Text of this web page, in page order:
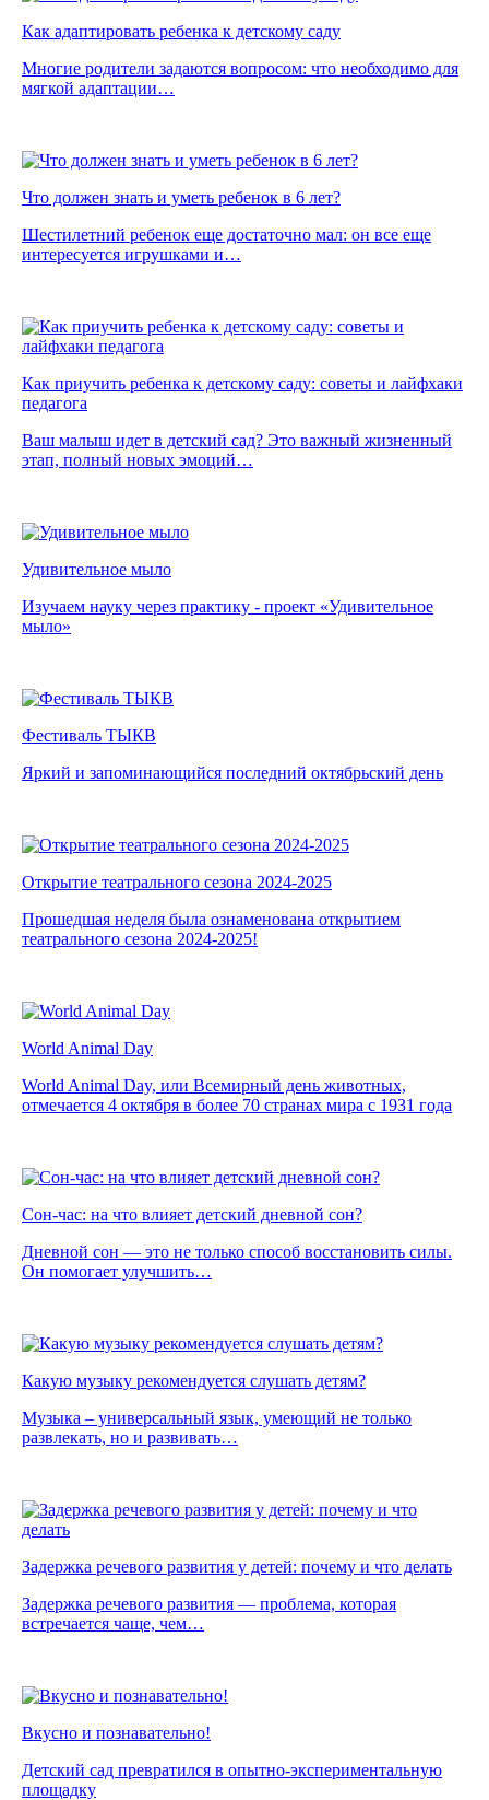
Как адаптировать ребенка к детскому саду
Многие родители задаются вопросом: что необходимо для
мягкой адаптации…
Что должен знать и уметь ребенок в 6 лет?
Шестилетний ребенок еще достаточно мал: он все еще
интересуется игрушками и…
Как приучить ребенка к детскому саду: советы и лайфхаки
педагога
Ваш малыш идет в детский сад? Это важный жизненный
этап, полный новых эмоций…
Удивительное мыло
Изучаем науку через практику - проект «Удивительное
мыло»
Фестиваль ТЫКВ
Яркий и запоминающийся последний октябрьский день
Открытие театрального сезона 2024-2025
Прошедшая неделя была ознаменована открытием
театрального сезона 2024-2025!
World Animal Day
World Animal Day, или Всемирный день животных,
отмечается 4 октября в более 70 странах мира с 1931 года
Сон-час: на что влияет детский дневной сон?
Дневной сон — это не только способ восстановить силы.
Он помогает улучшить…
Какую музыку рекомендуется слушать детям?
Музыка – универсальный язык, умеющий не только
развлекать, но и развивать…
Задержка речевого развития у детей: почему и что делать
Задержка речевого развития — проблема, которая
встречается чаще, чем…
Вкусно и познавательно!
Детский сад превратился в опытно-экспериментальную
площадку